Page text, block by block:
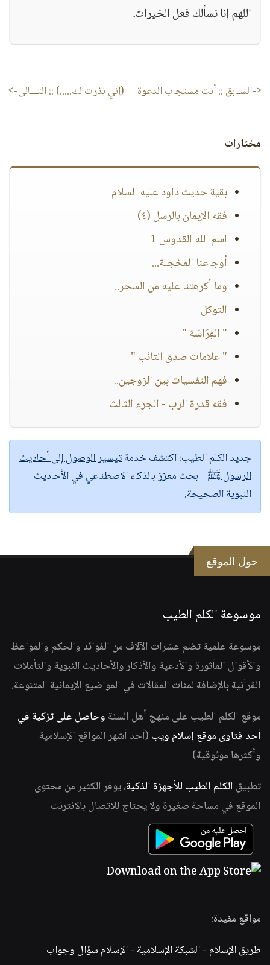
اللهم إنا نسألك فعل الخيرات.
<-السـابق ::أنت مستجاب الدعوة (إني نذرت لك.....) :: التـــالى->
مختارات
بقية حديث داود عليه السلام
فقه الإيمان بالرسل (٤)
اسم الله القدوس 1
أوجاعنا المخجلة...
وما أكرهتنا عليه من السحر..
التوكل
" الفِرَاسَة "
" علامات صدق التائب "
فهم النفسيات بين الزوجين..
فقه قدرة الرب - الجزء الثالث
جديد الكلم الطيب:اكتشف خدمةتيسير الوصول إلى أحاديث
الرسول ﷺ - بحث معزز بالذكاء الاصطناعي في الأحاديث
النبوية الصحيحة.
حول الموقع
موسوعة الكلم الطيب
موسوعة علمية تضم عشرات الآلاف من الفوائد والحكم والمواعظ
والأقوال المأثورة والأدعية والأذكار والأحاديث النبوية والتأملات
القرآنية بالإضافة لمئات المقالات في المواضيع الإيمانية المتنوعة.
موقع الكلم الطيب على منهج أهل السنة وحاصل على تزكية في
أحد فتاوى موقع إسلام ويب (أحد أشهر المواقع الإسلامية
وأكثرها موثوقية)
تطبيق الكلم الطيب للأجهزة الذكية، يوفر الكثير من محتوى
الموقع في مساحة صغيرة ولا يحتاج للاتصال بالانترنت
مواقع مفيدة:
طريق الإسلام -الشبكة الإسلامية -الإسلام سؤال وجواب